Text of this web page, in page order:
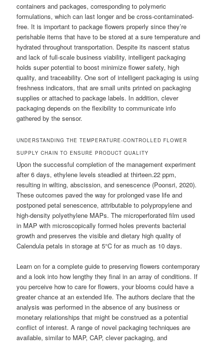
containers and packages, corresponding to polymeric
formulations, which can last longer and be cross-contaminated-
free. It is important to package flowers properly since they’re
perishable items that have to be stored at a sure temperature and
hydrated throughout transportation. Despite its nascent status
and lack of full-scale business viability, intelligent packaging
holds super potential to boost minimize flower safety, high
quality, and traceability. One sort of intelligent packaging is using
freshness indicators, that are small units printed on packaging
supplies or attached to package labels. In addition, clever
packaging depends on the flexibility to communicate info
gathered by the sensor.
UNDERSTANDING THE TEMPERATURE-CONTROLLED FLOWER
SUPPLY CHAIN TO ENSURE PRODUCT QUALITY
Upon the successful completion of the management experiment
after 6 days, ethylene levels steadied at thirteen.22 ppm,
resulting in wilting, abscission, and senescence (Poonsri, 2020).
These outcomes paved the way for prolonged vase life and
postponed petal senescence, attributable to polypropylene and
high-density polyethylene MAPs. The microperforated film used
in MAP with microscopically formed holes prevents bacterial
growth and preserves the visible and dietary high quality of
Calendula petals in storage at 5°C for as much as 10 days.
Learn on for a complete guide to preserving flowers contemporary
and a look into how lengthy they final in an array of conditions. If
you perceive how to care for flowers, your blooms could have a
greater chance at an extended life. The authors declare that the
analysis was performed in the absence of any business or
monetary relationships that might be construed as a potential
conflict of interest. A range of novel packaging techniques are
available, similar to MAP, CAP, clever packaging, and